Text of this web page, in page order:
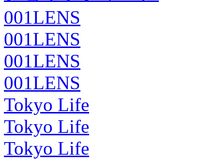
001LENS
001LENS
001LENS
001LENS
Tokyo Life
Tokyo Life
Tokyo Life